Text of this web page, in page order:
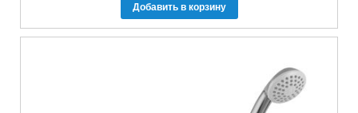
Добавить в корзину